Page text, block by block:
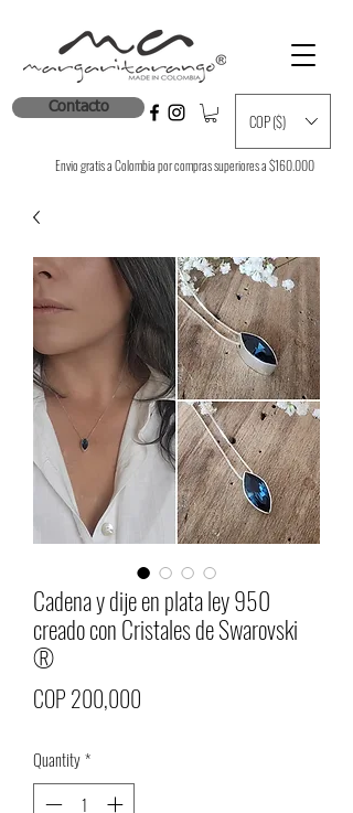
Contacto
COP ($)
Envio gratis a Colombia por compras superiores a $160.000
Cadena y dije en plata ley 950
creado con Cristales de Swarovski
®️
COP 200,000
Quantity*